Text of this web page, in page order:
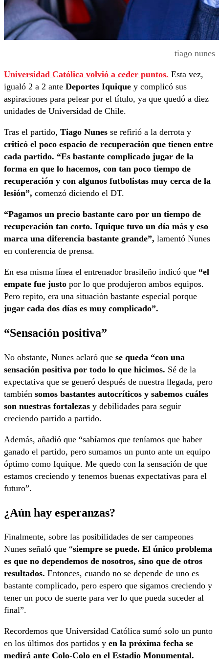
tiago nunes
Universidad Católica volvió a ceder puntos. Esta vez,
igualó 2 a 2 ante Deportes Iquique y complicó sus
aspiraciones para pelear por el título, ya que quedó a diez
unidades de Universidad de Chile.
Tras el partido, Tiago Nunes se refirió a la derrota y
criticó el poco espacio de recuperación que tienen entre
cada partido. “Es bastante complicado jugar de la
forma en que lo hacemos, con tan poco tiempo de
recuperación y con algunos futbolistas muy cerca de la
lesión”, comenzó diciendo el DT.
“Pagamos un precio bastante caro por un tiempo de
recuperación tan corto. Iquique tuvo un día más y eso
marca una diferencia bastante grande”, lamentó Nunes
en conferencia de prensa.
En esa misma línea el entrenador brasileño indicó que “el
empate fue justo por lo que produjeron ambos equipos.
Pero repito, era una situación bastante especial porque
jugar cada dos días es muy complicado”.
“Sensación positiva”
No obstante, Nunes aclaró que se queda “con una
sensación positiva por todo lo que hicimos. Sé de la
expectativa que se generó después de nuestra llegada, pero
también somos bastantes autocríticos y sabemos cuáles
son nuestras fortalezas y debilidades para seguir
creciendo partido a partido.
Además, añadió que “sabíamos que teníamos que haber
ganado el partido, pero sumamos un punto ante un equipo
óptimo como Iquique. Me quedo con la sensación de que
estamos creciendo y tenemos buenas expectativas para el
futuro”.
¿Aún hay esperanzas?
Finalmente, sobre las posibilidades de ser campeones
Nunes señaló que “siempre se puede. El único problema
es que no dependemos de nosotros, sino que de otros
resultados. Entonces, cuando no se depende de uno es
bastante complicado, pero espero que sigamos creciendo y
tener un poco de suerte para ver lo que pueda suceder al
final”.
Recordemos que Universidad Católica sumó solo un punto
en los últimos dos partidos y en la próxima fecha se
medirá ante Colo-Colo en el Estadio Monumental.